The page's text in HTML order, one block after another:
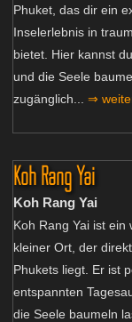
Phuket, das dir ein
Inselerlebnis in
bietet. Hier kannst
und die Seele
zugänglich... ⇒
Koh Rang Yai
Koh Rang Yai
Koh Rang Yai ist ein
kleiner Ort, der
Phukets liegt. Er ist
entspannten
die Seele baumeln